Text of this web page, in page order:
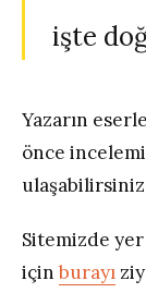
işte
Yazarın
önce
Sitemizde
için burayı